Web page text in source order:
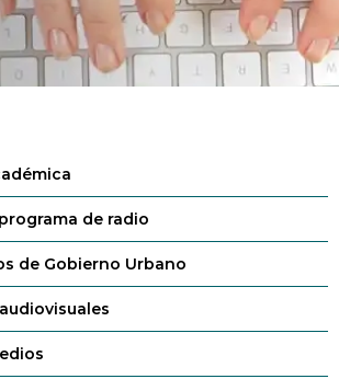
de radio
de Gobierno Urbano